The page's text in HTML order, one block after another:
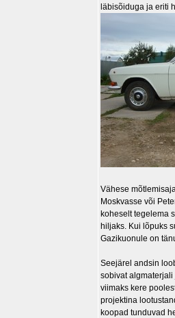
läbisõiduga ja eriti
Vähese
Moskvasse või
koheselt tegelema
hiljaks. Kui lõpuks
Gazikuonule on
Seejärel andsin
sobivat
viimaks kere
projektina
koopad tunduvad